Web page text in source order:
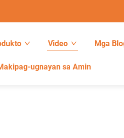
Video Mga
ugnayan sa Amin